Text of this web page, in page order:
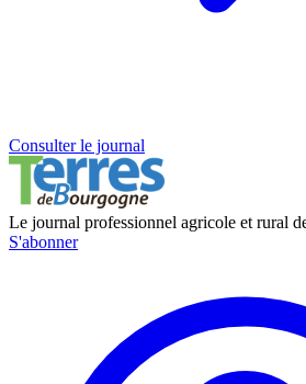
Consulter le journal
Le journal professionnel agricole et rural
S'abonner